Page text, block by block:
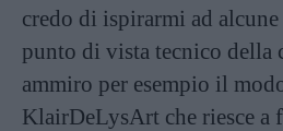
credo di ispirarmi ad
punto di vista tecnico della
ammiro per esempio il
KlairDeLysArt che riesce a